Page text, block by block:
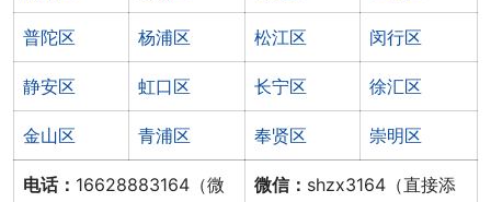
普陀区 杨浦区 松江区 闵行区
静安区 虹口区 长宁区 徐汇区
金山区 青浦区 奉贤区 崇明区
电话： 16628883164（微
微信： shzx3164（直接添